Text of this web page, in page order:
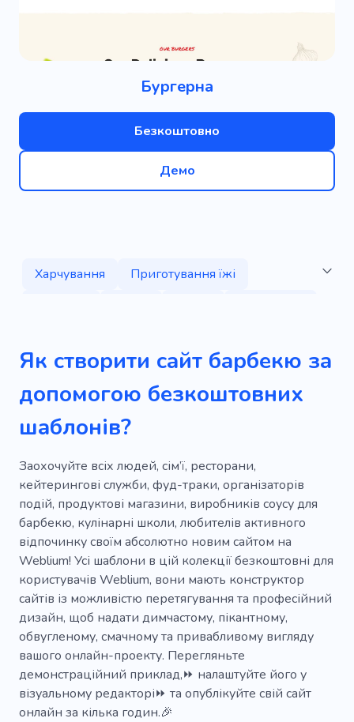
Бургерна
Безкоштовно
Демо
Харчування
Приготування їжі
Пити
Вулична їжа Кава
Фастфуд
Кафе
Дегустаційні сірники
Квитанція
Як створити сайт барбекю за
допомогою безкоштовних
шаблонів?
Заохочуйте всіх людей, сім’ї, ресторани,
кейтерингові служби, фуд-траки, організаторів
подій, продуктові магазини, виробників соусу для
барбекю, кулінарні школи, любителів активного
відпочинку своїм абсолютно новим сайтом на
Weblium! Усі шаблони в цій колекції безкоштовні для
користувачів Weblium, вони мають конструктор
сайтів із можливістю перетягування та професійний
дизайн, щоб надати димчастому, пікантному,
обвугленому, смачному та привабливому вигляду
вашого онлайн-проекту. Перегляньте
демонстраційний приклад,⏩ налаштуйте його у
візуальному редакторі⏩ та опублікуйте свій сайт
онлайн за кілька годин.🎉